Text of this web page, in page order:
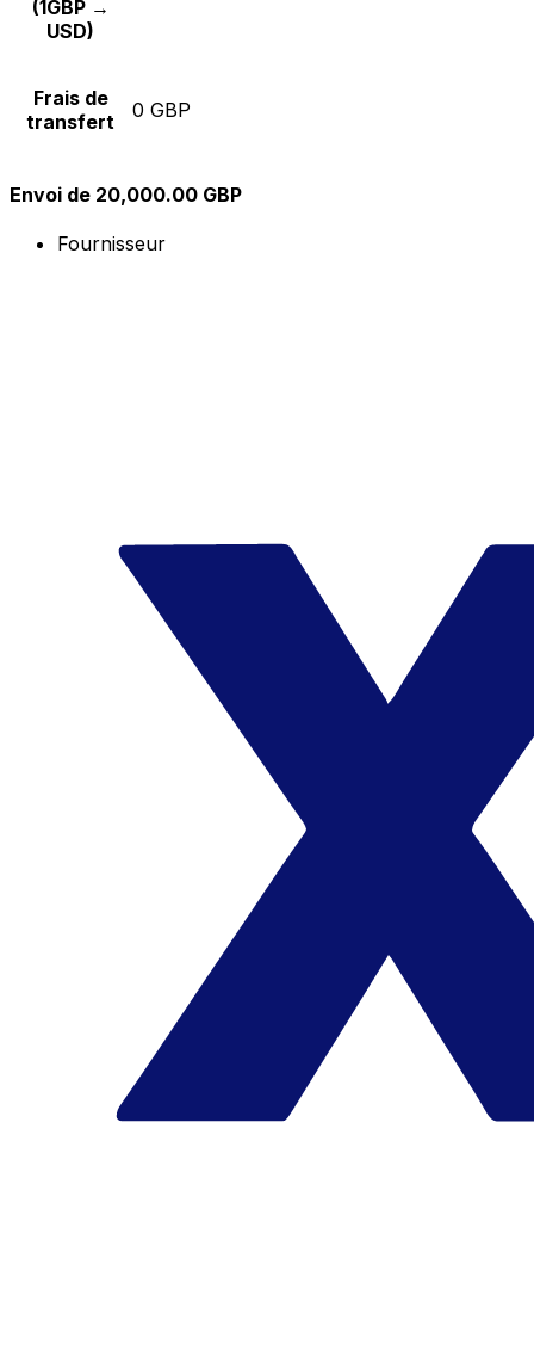
(1GBP →
USD)
Frais de
transfert
0 GBP
Envoi de 20,000.00 GBP
Fournisseur